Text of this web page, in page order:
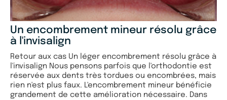
Un encombrement mineur résolu grâce
à l'invisalign
Retour aux cas Un léger encombrement résolu grâce à
l'invisalign Nous pensons parfois que l'orthodontie est
réservée aux dents très tordues ou encombrées, mais
rien n'est plus faux. L'encombrement mineur bénéficie
grandement de cette amélioration nécessaire. Dans